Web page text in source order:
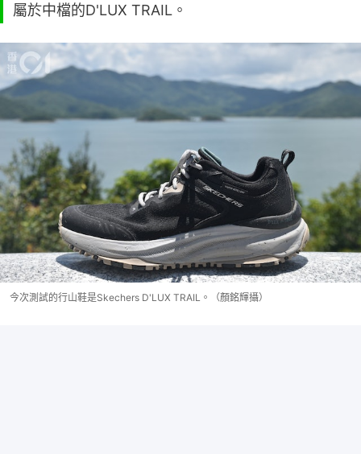
屬於中檔的D'LUX TRAIL。
今次測試的行山鞋是Skechers D'LUX TRAIL。（顏銘輝攝）